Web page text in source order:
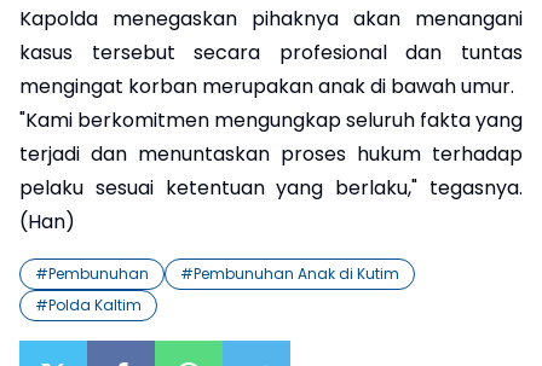
Kapolda menegaskan pihaknya akan menangani
kasus tersebut secara profesional dan tuntas
mengingat korban merupakan anak di bawah umur.
"Kami berkomitmen mengungkap seluruh fakta yang
terjadi dan menuntaskan proses hukum terhadap
pelaku sesuai ketentuan yang berlaku," tegasnya.
(Han)
#Pembunuhan #Pembunuhan Anak di Kutim
#Polda Kaltim